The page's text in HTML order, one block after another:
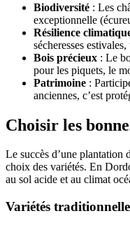
Biodiversité : Les
exceptionnelle
Résilience
sécheresses
Bois précieux : Le
pour les piquets, le
Patrimoine :
anciennes, c’est
Choisir les
Le succès d’une plantation
choix des variétés. En
au sol acide et au climat
Variétés